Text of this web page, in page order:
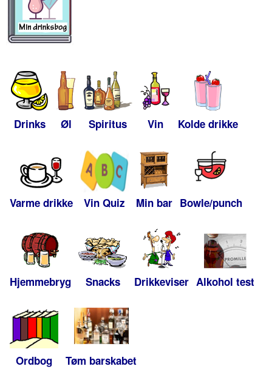
Drinks Øl Spiritus Vin Kolde drikke
Varme drikke Vin Quiz Min bar Bowle/punch
Hjemmebryg Snacks Drikkeviser Alkohol test
Ordbog Tøm barskabet